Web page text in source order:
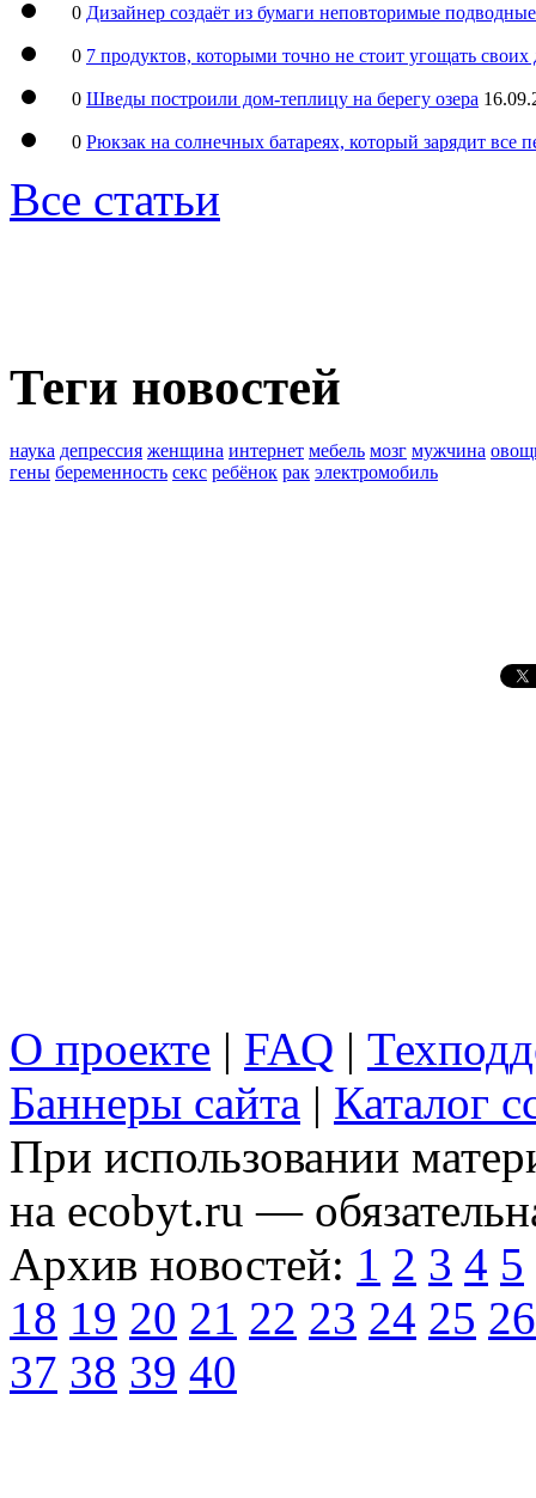
0 Дизайнер создаёт из бумаги неповторимые
0 7 продуктов, которыми точно не стоит угощать
0 Шведы построили дом-теплицу на берегу озера
0 Рюкзак на солнечных батареях, который зарядит все
Все статьи
Теги новостей
наука депрессия женщина интернет мебель мозг мужчина
гены беременность секс ребёнок рак электромобиль
О проекте | FAQ |
Баннеры сайта | Каталог
При использовании
на ecobyt.ru —
Архив новостей: 1 2 3 4 5
18 19 20 21 22 23 24 25 26
37 38 39 40